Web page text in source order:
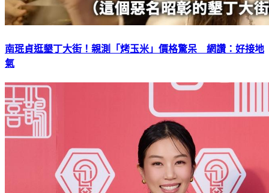
南珉貞逛墾丁大街！親測「烤玉米」價格驚呆 網讚：好接地
氣